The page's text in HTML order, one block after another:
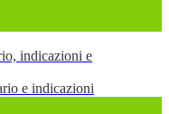
indicazioni e
e indicazioni